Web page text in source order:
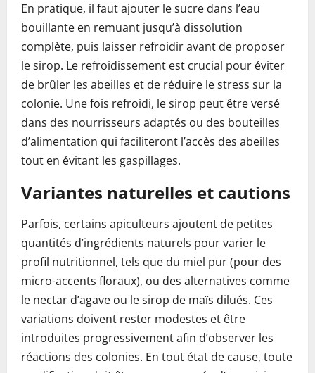
En pratique, il faut ajouter le sucre dans l’eau
bouillante en remuant jusqu’à dissolution
complète, puis laisser refroidir avant de proposer
le sirop. Le refroidissement est crucial pour éviter
de brûler les abeilles et de réduire le stress sur la
colonie. Une fois refroidi, le sirop peut être versé
dans des nourrisseurs adaptés ou des bouteilles
d’alimentation qui faciliteront l’accès des abeilles
tout en évitant les gaspillages.
Variantes naturelles et cautions
Parfois, certains apiculteurs ajoutent de petites
quantités d’ingrédients naturels pour varier le
profil nutritionnel, tels que du miel pur (pour des
micro-accents floraux), ou des alternatives comme
le nectar d’agave ou le sirop de maïs dilués. Ces
variations doivent rester modestes et être
introduites progressivement afin d’observer les
réactions des colonies. En tout état de cause, toute